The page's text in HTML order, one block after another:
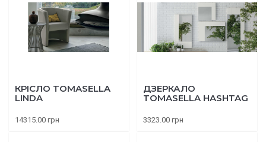
КРІСЛО TOMASELLA
LINDA
14315.00 грн
ДЗЕРКАЛО
TOMASELLA HASHTAG
3323.00 грн